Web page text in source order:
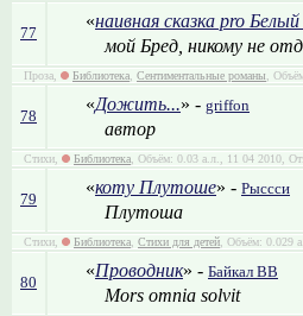
77
«наивная сказка pro
мой Бред, никому не
Проза, Библиотека Сентиментальные романы ,
78
«Дожить...» - griffon
автор
Стихи, Библиотека , Объём: 0.03 а.л., 11 04 2010,
79
«коту Плутоше» - Рыссси
Плутоша
Стихи, Библиотека Стихи для детей , Объём: 0.029
80
«Проводник» - Байкал ВВ
Мors omnia solvit